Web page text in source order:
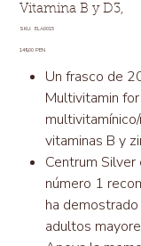
Vitamina B y D3,
SKU: SKU
ELA0015
Precio
149,00 PEN
Un frasco de
Multivitamin
vitaminas B y
Centrum
número 1
ha
adultos